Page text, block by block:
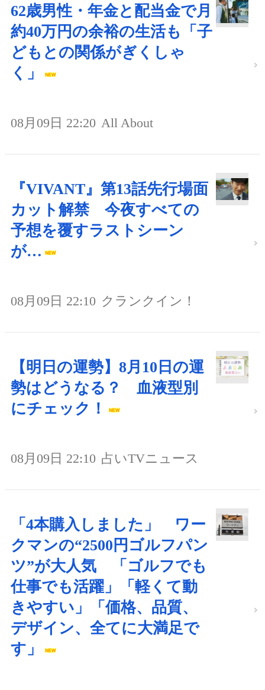
62歳男性・年金と配当金で月
約40万円の余裕の生活も「子
どもとの関係がぎくしゃ
く」
08月09日 22:20 All About
『VIVANT』第13話先行場面
カット解禁 今夜すべての
予想を覆すラストシーン
が…
08月09日 22:10 クランクイン！
【明日の運勢】8月10日の運
勢はどうなる？ 血液型別
にチェック！
08月09日 22:10 占いTVニュース
「4本購入しました」 ワー
クマンの“2500円ゴルフパン
ツ”が大人気 「ゴルフでも
仕事でも活躍」「軽くて動
きやすい」「価格、品質、
デザイン、全てに大満足で
す」